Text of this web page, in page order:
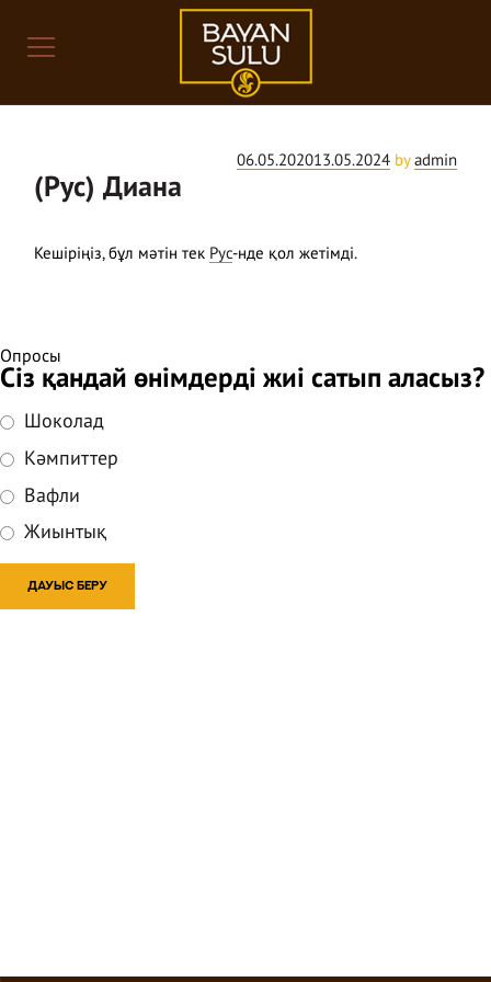
Posted
06.05.202013.05.2024by admin
(Рус) Диана
Кешіріңіз, бұл мәтін тек Рус-нде қол жетімді.
Опросы
Сіз қандай өнімдерді жиі сатып аласыз?
Шоколад
Кәмпиттер
Вафли
Жиынтық